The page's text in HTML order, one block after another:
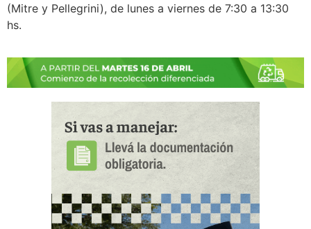
(Mitre y Pellegrini), de lunes a viernes de 7:30 a 13:30
hs.